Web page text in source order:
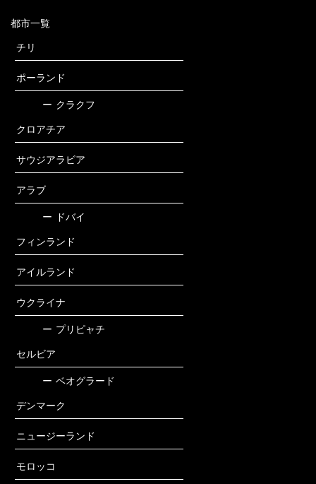
都市一覧
チリ
ポーランド
ー クラクフ
クロアチア
サウジアラビア
アラブ
ー ドバイ
フィンランド
アイルランド
ウクライナ
ー プリピャチ
セルビア
ー ベオグラード
デンマーク
ニュージーランド
モロッコ